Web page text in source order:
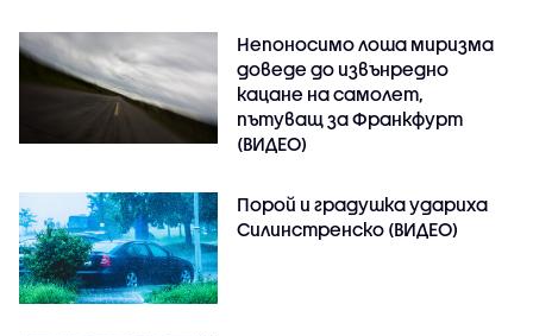
Непоносимо лоша миризма
доведе до извънредно
кацане на самолет,
пътуващ за Франкфурт
(ВИДЕО)
Порой и градушка удариха
Силинстренско (ВИДЕО)